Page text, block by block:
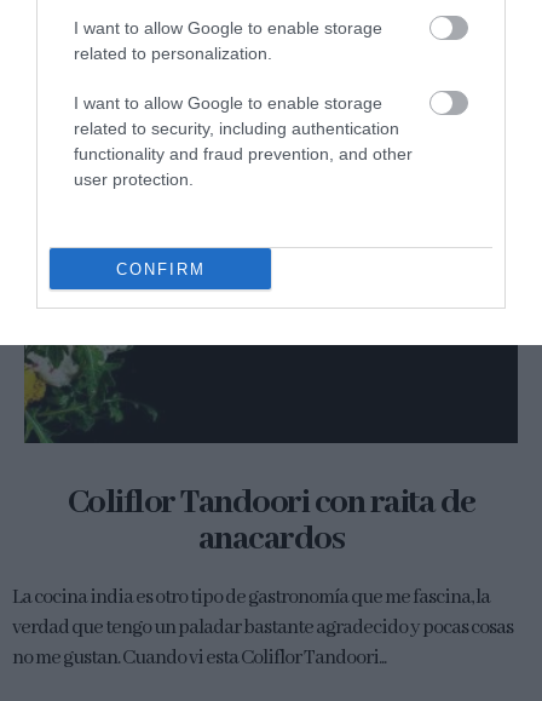
I want to allow Google to enable storage
related to personalization.
I want to allow Google to enable storage
related to security, including authentication
functionality and fraud prevention, and other
user protection.
CONFIRM
Coliflor Tandoori con raita de
anacardos
La cocina india es otro tipo de gastronomía que me fascina, la
verdad que tengo un paladar bastante agradecido y pocas cosas
no me gustan. Cuando vi esta Coliflor Tandoori...